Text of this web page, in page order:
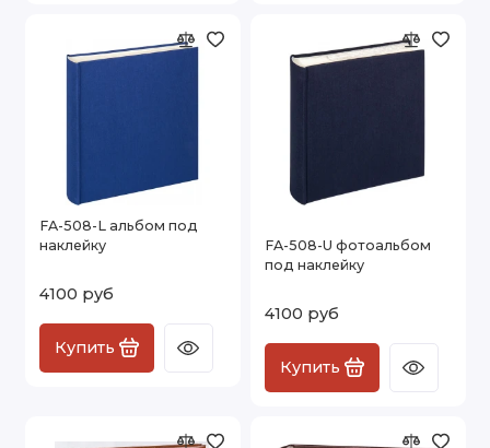
FA-508-L альбом под
наклейку
4100 руб
Купить
FA-508-U фотоальбом
под наклейку
4100 руб
Купить